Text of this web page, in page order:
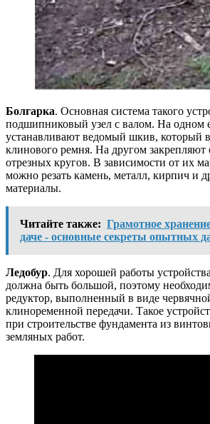
Болгарка. Основная система такого
подшипниковый узел с валом. На одном
устанавливают ведомый шкив, который
клинового ремня. На другом закрепляют
отрезных кругов. В зависимости от их
можно резать камень, металл, кирпич и
материалы.
Читайте также: Грамотное
даче - основные секреты опытных
Ледобур. Для хорошей работы
должна быть большой, поэтому
редуктор, выполненный в виде
клиноременной передачи. Такое
при строительстве фундамента из
земляных работ.